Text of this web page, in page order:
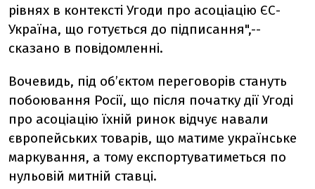
рівнях в контексті Угоди про асоціацію ЄС-
Україна, що готується до підписання",--
сказано в повідомленні.
Вочевидь, під об’єктом переговорів стануть
побоювання Росії, що після початку дії Угоді
про асоціацію їхній ринок відчує навали
європейських товарів, що матиме українське
маркування, а тому експортуватиметься по
нульовій митній ставці.